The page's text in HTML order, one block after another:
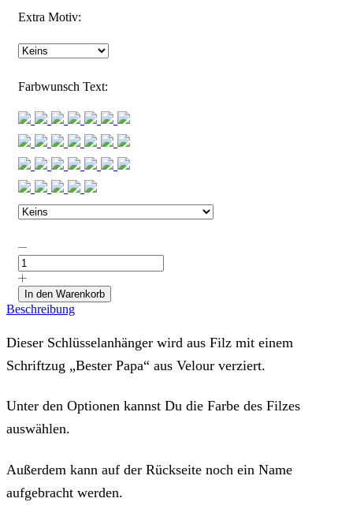
Extra Motiv:
Farbwunsch Text:
Schlüsselanhänger
Papa"
in
Deiner
Wunschfarbe
In den Warenkorb
Beschreibung
Dieser Schlüsselanhänger wird aus Filz mit einem
Schriftzug „Bester Papa“ aus Velour verziert.
Unter den Optionen kannst Du die Farbe des Filzes
auswählen.
Außerdem kann auf der Rückseite noch ein Name
aufgebracht werden.